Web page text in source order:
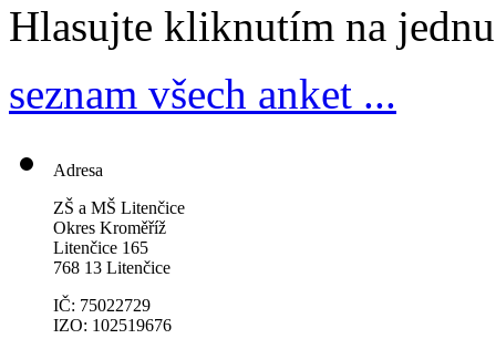
Hlasujte kliknutím na
seznam všech anket ...
Adresa
ZŠ a MŠ Litenčice
Okres Kroměříž
Litenčice 165
768 13 Litenčice
IČ: 75022729
IZO: 102519676